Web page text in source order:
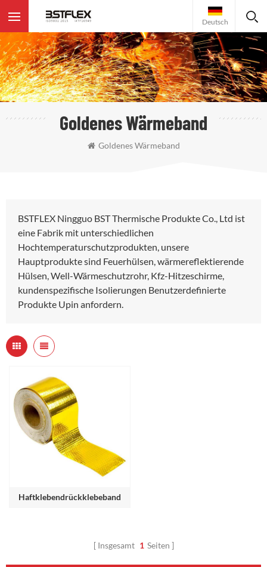
Deutsch
Goldenes Wärmeband
Goldenes Wärmeband
BSTFLEX Ningguo BST Thermische Produkte Co., Ltd ist
eine Fabrik mit unterschiedlichen
Hochtemperaturschutzprodukten, unsere
Hauptprodukte sind Feuerhülsen, wärmereflektierende
Hülsen, Well-Wärmeschutzrohr, Kfz-Hitzeschirme,
kundenspezifische Isolierungen Benutzerdefinierte
Produkte Upin anfordern.
Haftklebendrückklebeband
Insgesamt 1 Seiten